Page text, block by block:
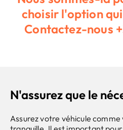
choisir l'option
Contactez-nous
N'assurez que le
Assurez votre véhicule